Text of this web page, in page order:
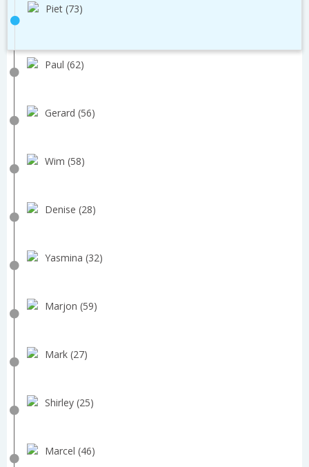
Piet (73)
Paul (62)
Gerard (56)
Wim (58)
Denise (28)
Yasmina (32)
Marjon (59)
Mark (27)
Shirley (25)
Marcel (46)